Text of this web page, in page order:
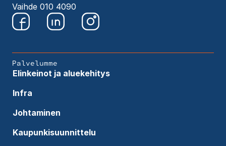
Vaihde 010 4090
Palvelumme
Elinkeinot ja aluekehitys
Infra
Johtaminen
Kaupunkisuunnittelu